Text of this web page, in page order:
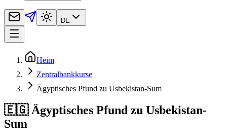
DE
Heim
Zentralbankkurse
Ägyptisches Pfund zu Usbekistan-Sum
🇪🇬 Ägyptisches Pfund zu Usbekistan-
Sum